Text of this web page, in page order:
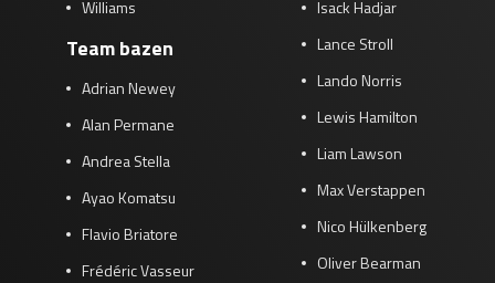
Williams
Team bazen
Adrian Newey
Alan Permane
Andrea Stella
Ayao Komatsu
Flavio Briatore
Frédéric Vasseur
Isack Hadjar
Lance Stroll
Lando Norris
Lewis Hamilton
Liam Lawson
Max Verstappen
Nico Hülkenberg
Oliver Bearman